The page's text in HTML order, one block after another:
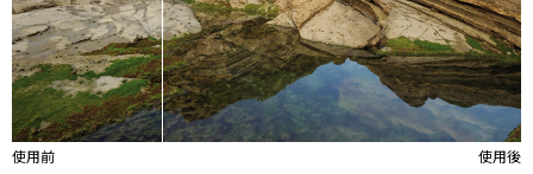
使用前 使用後